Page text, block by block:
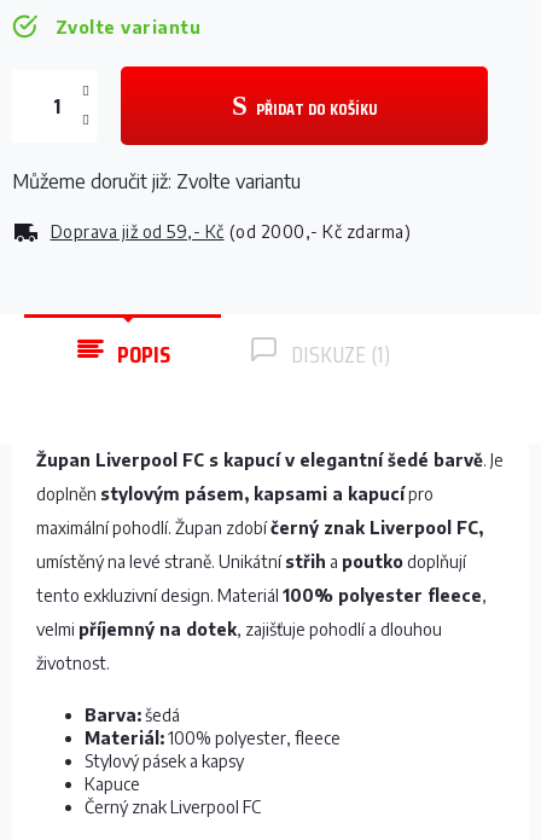
Zvolte variantu
Doprava již od 59,- Kč (od 2000,- Kč zdarma)
PŘIDAT DO KOŠÍKU
Můžeme doručit již: Zvolte variantu
POPIS DISKUZE (1)
Župan Liverpool FC s kapucí v elegantní šedé barvě. Je
doplněn stylovým pásem, kapsami a kapucípro
maximální pohodlí. Župan zdobíčerný znak Liverpool FC,
umístěný na levé straně. Unikátnístřih a poutkodoplňují
tento exkluzivní design. Materiál 100% polyester fleece,
velmi příjemný na dotek, zajišťuje pohodlí a dlouhou
životnost.
Barva:šedá
Materiál:100% polyester, fleece
Stylový pásek a kapsy
Kapuce
Černý znak Liverpool FC